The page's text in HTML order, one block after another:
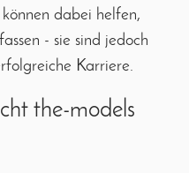
können dabei helfen,
- sie sind jedoch
Karriere.
the-models